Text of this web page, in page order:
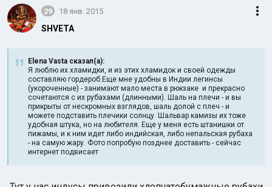
29 18 янв. 2015
SHVETA
Elena Vasta сказал(а):
Я люблю их хламидки, и из этих хламидок и своей одежды
составляю гордероб.Еще мне удобны в Индии легинсы
(укороченные) - занимают мало места в рюкзаке и прекрасно
сочетаются с их рубахами (длинными). Шаль на плечи - и вы
прикрыты от нескромных взглядов, шаль долой с плеч - и
можете подставить плечики солнцу. Шальвар камизы их тоже
удобная штука, но на любителя. Еще у меня есть штанишки от
пижамы, и к ним идет либо индийская, либо непальская рубаха
- на самую жару. Фото попробую позднее доставить - сейчас
интернет подвисает